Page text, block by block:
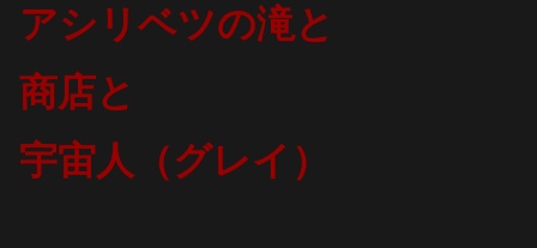
アシリベツの滝と
商店と
宇宙人（グレイ）